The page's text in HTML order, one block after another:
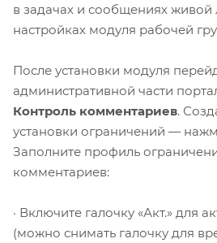
в задачах и сообщениях живой
настройках модуля рабочей
После установки модуля
административной части
Контроль комментариев.
установки ограничений —
Заполните профиль
комментариев:
· Включите галочку «Акт.» для
(можно снимать галочку для